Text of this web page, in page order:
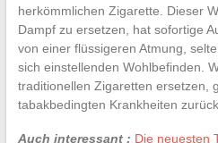
herkömmlichen Zigarette. Dieser
Dampf zu ersetzen, hat sofortige
von einer flüssigeren Atmung,
sich einstellenden Wohlbefinden.
traditionellen Zigaretten ersetzen,
tabakbedingten Krankheiten zurück.
Auch interessant : Die neuesten